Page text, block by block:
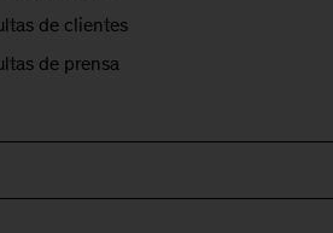
de clientes
de prensa